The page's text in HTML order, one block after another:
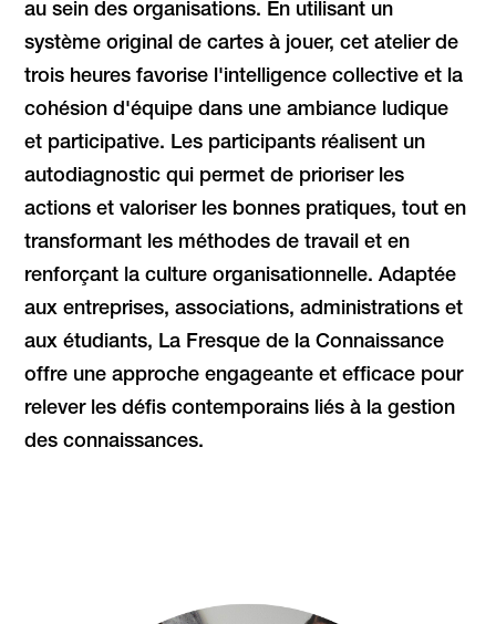
au sein des organisations. En utilisant un
système original de cartes à jouer, cet atelier de
trois heures favorise l'intelligence collective et la
cohésion d'équipe dans une ambiance ludique
et participative. Les participants réalisent un
autodiagnostic qui permet de prioriser les
actions et valoriser les bonnes pratiques, tout en
transformant les méthodes de travail et en
renforçant la culture organisationnelle. Adaptée
aux entreprises, associations, administrations et
aux étudiants, La Fresque de la Connaissance
offre une approche engageante et efficace pour
relever les défis contemporains liés à la gestion
des connaissances.